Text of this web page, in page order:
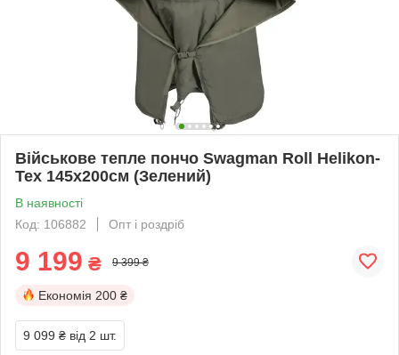
Військове тепле пончо Swagman Roll Helikon-
Tex 145х200см (Зелений)
В наявності
Код: 106882
Опт і роздріб
9 199 ₴ 9 399 ₴
Економія 200 ₴
9 099 ₴ від 2 шт.